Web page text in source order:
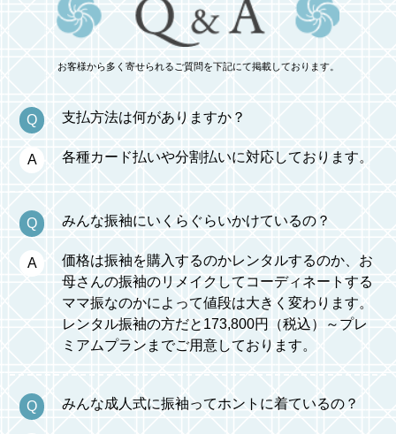
お客様から多く寄せられるご質問を下記にて掲載しております。
支払方法は何がありますか？
各種カード払いや分割払いに対応しております。
みんな振袖にいくらぐらいかけているの？
価格は振袖を購入するのかレンタルするのか、お
母さんの振袖のリメイクしてコーディネートする
ママ振なのかによって値段は大きく変わります。
レンタル振袖の方だと173,800円（税込）～プレ
ミアムプランまでご用意しております。
みんな成人式に振袖ってホントに着ているの？